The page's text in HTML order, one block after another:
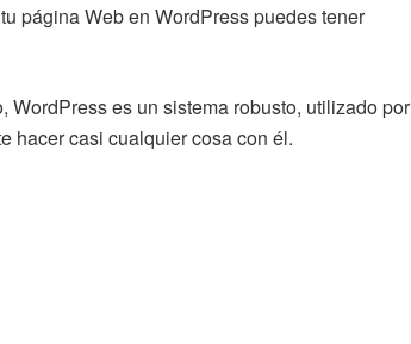
página Web en WordPress puedes tener
es un sistema robusto, utilizado por
hacer casi cualquier cosa con él.